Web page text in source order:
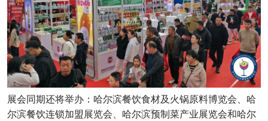
展会同期还将举办：哈尔滨餐饮食材及火锅原料博览会、哈
尔滨餐饮连锁加盟展览会、哈尔滨预制菜产业展览会和哈尔